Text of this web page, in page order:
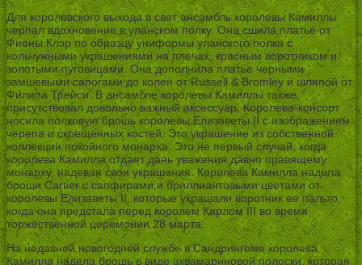
Для королевского выхода в свет ансамбль королевы Камиллы
черпал вдохновение в уланском полку. Она сшила платье от
Фионы Клэр по образцу униформы уланского полка с
кольчужными украшениями на плечах, красным воротником и
золотыми пуговицами. Она дополнила платье черными
замшевыми сапогами до колен от Russell & Bromley и шляпой от
Филипа Трейси. В ансамбле королевы Камиллы также
присутствовал довольно важный аксессуар. Королева-консорт
носила полковую брошь королевы Елизаветы II с изображением
черепа и скрещенных костей. Это украшение из собственной
коллекции покойного монарха. Это не первый случай, когда
королева Камилла отдает дань уважения давно правящему
монарху, надевая свои украшения. Королева Камилла надела
броши Cartier с сапфирами и бриллиантовыми цветами от
королевы Елизаветы II, которые украшали воротник ее пальто,
когда она предстала перед королем Карлом III во время
торжественной церемонии 28 марта.
На недавней новогодней службе в Сандрингеме королева
Камилла надела брошь в виде аквамариновой полоски, которая